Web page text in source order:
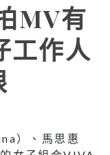
MV有
工作人
）、馬思惠